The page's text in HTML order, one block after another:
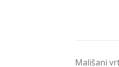
Mališani